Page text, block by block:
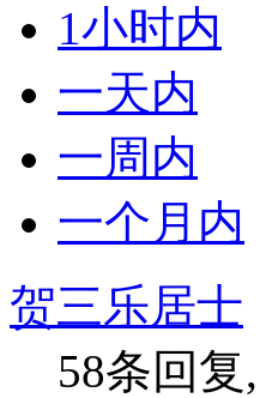
1小时内
一天内
一周内
一个月内
贺三乐居士
58条回复